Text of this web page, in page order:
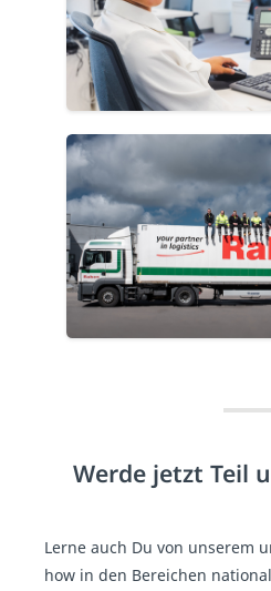
Werde jetzt Teil
Lerne auch Du von unserem
how in den Bereichen